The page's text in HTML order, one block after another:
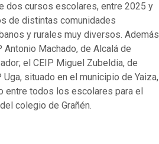
dos cursos escolares, entre 2025 y
de distintas comunidades
y rurales muy diversos. Además
Antonio Machado, de Alcalá de
el CEIP Miguel Zubeldia, de
situado en el municipio de Yaiza,
entre todos los escolares para el
colegio de Grañén.